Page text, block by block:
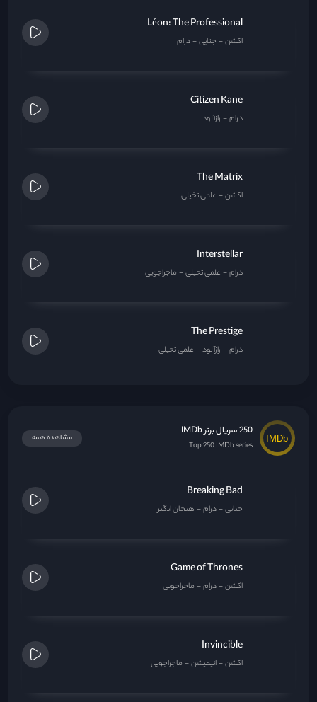
Léon: The Professional
اکشن جنایی درام
Citizen Kane
درام رازآلود
The Matrix
اکشن علمی تخیلی
Interstellar
درام علمی تخیلی ماجراجویی
The Prestige
درام رازآلود علمی تخیلی
250 سریال برتر IMDb
Top 250 IMDb series
مشاهده همه
Breaking Bad
جنایی درام هیجان انگیز
Game of Thrones
اکشن درام ماجراجویی
Invincible
اکشن انیمیشن ماجراجویی